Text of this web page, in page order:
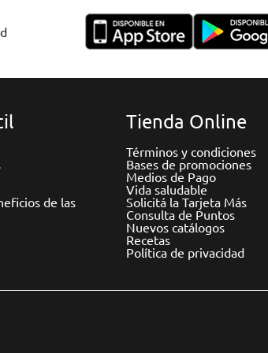
de las
Tienda Online
Términos y condiciones
Bases de promociones
Medios de Pago
Vida saludable
Solicitá la Tarjeta Más
Consulta de Puntos
Nuevos catálogos
Recetas
Política de privacidad